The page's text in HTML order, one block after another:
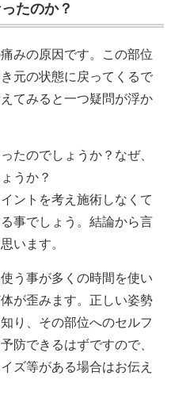
たのか？
みの原因です。この部位
元の状態に戻ってくるで
てみると一つ疑問が浮か
たのでしょうか？なぜ、
うか？
ントを考え施術しなくて
事でしょう。結論から言
います。
う事が多くの時間を使い
が歪みます。正しい姿勢
り、その部位へのセルフ
防できるはずですので、
ズ等がある場合はお伝え